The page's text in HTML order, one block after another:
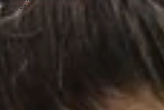
Perez